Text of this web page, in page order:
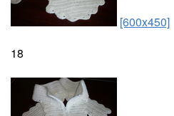
[600x450]
18